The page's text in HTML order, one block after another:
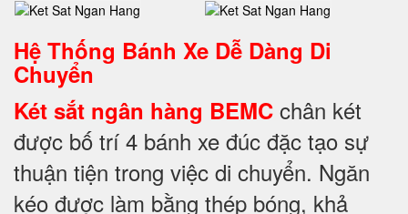
Hệ Thống Bánh Xe Dễ Dàng Di
Chuyển
Két sắt ngân hàng BEMC chân két
được bố trí 4 bánh xe đúc đặc tạo sự
thuận tiện trong việc di chuyển. Ngăn
kéo được làm bằng thép bóng, khả